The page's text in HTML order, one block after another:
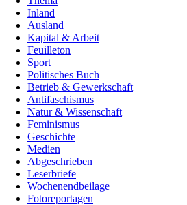
Inland
Ausland
Kapital & Arbeit
Feuilleton
Sport
Politisches Buch
Betrieb & Gewerkschaft
Antifaschismus
Natur & Wissenschaft
Feminismus
Geschichte
Medien
Abgeschrieben
Leserbriefe
Wochenendbeilage
Fotoreportagen